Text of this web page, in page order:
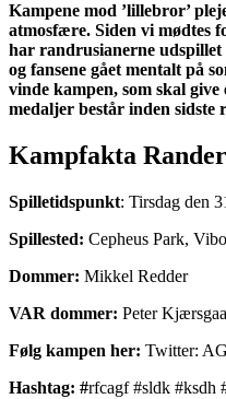
Kampene mod ’lillebror’
atmosfære. Siden vi mødtes
har randrusianerne
og fansene gået mentalt på
vinde kampen, som skal
medaljer består inden sidste
Kampfakta
Spilletidspunkt: Tirsdag den
Spillested: Cepheus Park,
Dommer: Mikkel Redder
VAR dommer: Peter
Følg kampen her: Twitter:
Hashtag: #rfcagf #sldk #ksdh